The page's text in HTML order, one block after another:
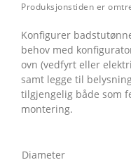
Produksjonstiden er
Konfigurer
behov med
ovn (vedfyrt eller
samt legge til
tilgjengelig både som
montering.
Diameter